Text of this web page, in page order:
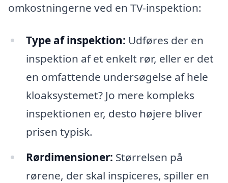
omkostningerne ved en TV-inspektion:
Type af inspektion: Udføres der en
inspektion af et enkelt rør, eller er det
en omfattende undersøgelse af hele
kloaksystemet? Jo mere kompleks
inspektionen er, desto højere bliver
prisen typisk.
Rørdimensioner: Størrelsen på
rørene, der skal inspiceres, spiller en